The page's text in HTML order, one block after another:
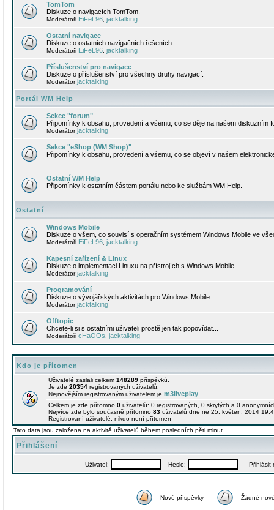
TomTom
Diskuze o navigacích TomTom.
Moderátoři EiFeL96 jacktalking
Ostatní navigace
Diskuze o ostatních navigačních řešeních.
Moderátoři EiFeL96 jacktalking
Příslušenství pro navigace
Diskuze o příslušenství pro všechny druhy navigací.
Moderátorjacktalking
Portál WM Help
Sekce "forum"
Připomínky k obsahu, provedení a všemu, co se děje na našem diskuzním
Moderátorjacktalking
Sekce "eShop (WM Shop)"
Připomínky k obsahu, provedení a všemu, co se objeví v našem
Ostatní WM Help
Připomínky k ostatním částem portálu nebo ke službám WM Help.
Ostatní
Windows Mobile
Diskuze o všem, co souvisí s operačním systémem Windows Mobile ve
Moderátoři EiFeL96 jacktalking
Kapesní zařízení & Linux
Diskuze o implementaci Linuxu na přístrojích s Windows Mobile.
Moderátorjacktalking
Programování
Diskuze o vývojářských aktivitách pro Windows Mobile.
Moderátorjacktalking
Offtopic
Chcete-li si s ostatními uživateli prostě jen tak popovídat...
Moderátoři cHaOOs jacktalking
Kdo je přítomen
Uživatelé zaslali celkem 148289 příspěvků.
Je zde 20354 registrovaných uživatelů.
Nejnovějším registrovaným uživatelem je m3liveplay
Celkem je zde přítomno 0 uživatelů: 0 registrovaných, 0 skrytých a 0
Nejvíce zde bylo současně přítomno 83 uživatelů dne ne 25. květen, 2014
Registrovaní uživatelé: nikdo není přítomen
Tato data jsou založena na aktivitě uživatelů během posledních pěti minut
Přihlášení
Uživatel: Heslo: Přihlásit
Nové příspěvky Žádné